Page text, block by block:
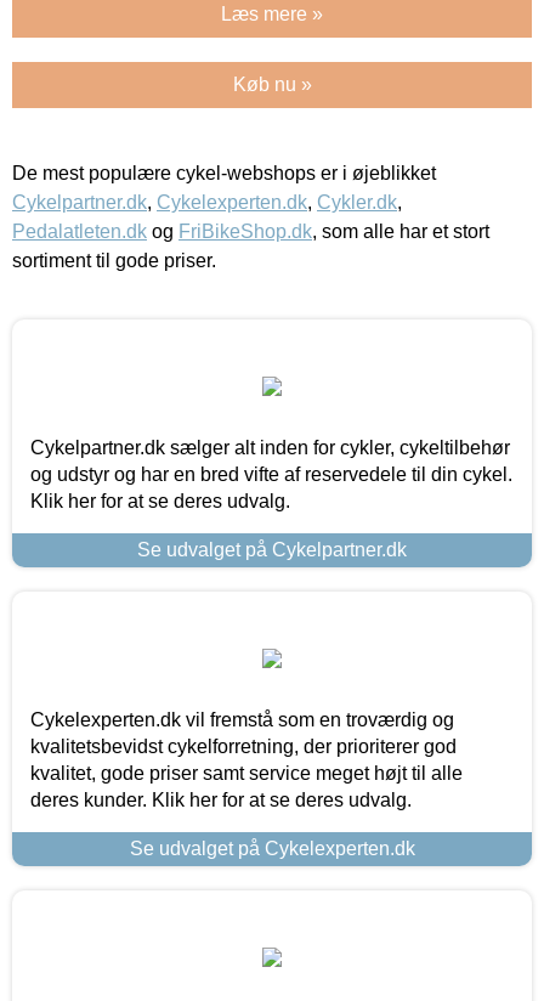
Læs mere »
Køb nu »
De mest populære cykel-webshops er i øjeblikket
Cykelpartner.dk, Cykelexperten.dk, Cykler.dk,
Pedalatleten.dk og FriBikeShop.dk, som alle har et stort
sortiment til gode priser.
Cykelpartner.dk sælger alt inden for cykler, cykeltilbehør
og udstyr og har en bred vifte af reservedele til din cykel.
Klik her for at se deres udvalg.
Se udvalget på Cykelpartner.dk
Cykelexperten.dk vil fremstå som en troværdig og
kvalitetsbevidst cykelforretning, der prioriterer god
kvalitet, gode priser samt service meget højt til alle
deres kunder. Klik her for at se deres udvalg.
Se udvalget på Cykelexperten.dk